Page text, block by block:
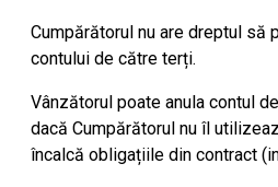
Cumpărătorul nu are dreptul să
contului de către terți.
Vânzătorul poate anula contul
dacă Cumpărătorul nu îl
încalcă obligațiile din contract